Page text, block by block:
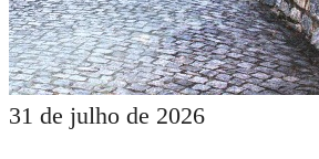
31 de julho de 2026